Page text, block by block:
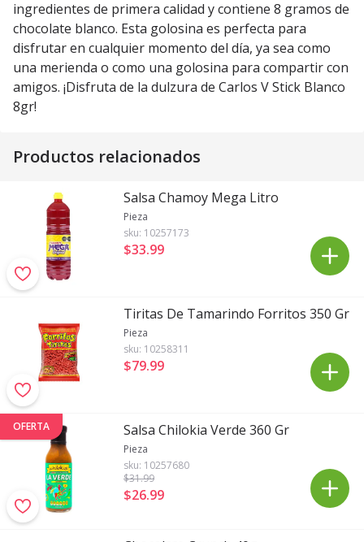
ingredientes de primera calidad y contiene 8 gramos de
chocolate blanco. Esta golosina es perfecta para
disfrutar en cualquier momento del día, ya sea como
una merienda o como una golosina para compartir con
amigos. ¡Disfruta de la dulzura de Carlos V Stick Blanco
8gr!
Productos relacionados
Salsa Chamoy Mega Litro
Pieza
sku: 10257173
$33.99
Tiritas De Tamarindo Forritos 350 Gr
Pieza
sku: 10258311
$79.99
OFERTA Salsa Chilokia Verde 360 Gr
Pieza
sku: 10257680
$31.99
$26.99